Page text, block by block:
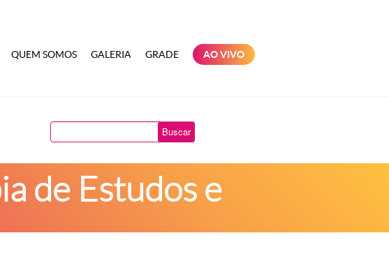
QUEM SOMOS GALERIA GRADE AO VIVO
Buscar
de Estudos e